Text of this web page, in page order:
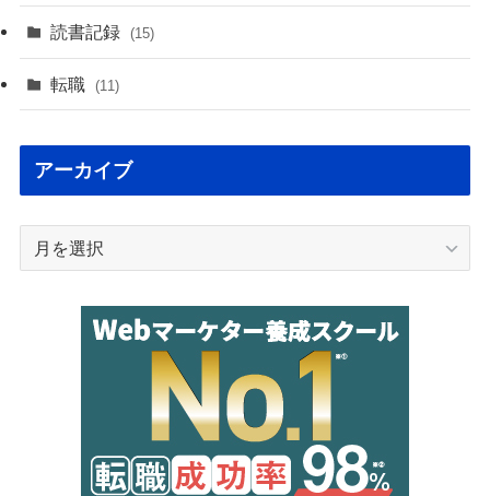
読書記録 (15)
転職 (11)
アーカイブ